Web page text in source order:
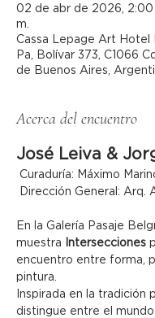
02 de abr de 2026, 2:00
m.
Cassa Lepage Art Hotel
Pa, Bolívar 373, C1066
de Buenos Aires,
Acerca del encuentro
José Leiva &
Curaduría: Máximo
Dirección General: Arq.
En la Galería Pasaje
muestra
Intersecciones
encuentro entre forma,
pintura.
Inspirada en la tradición
distingue entre el mundo